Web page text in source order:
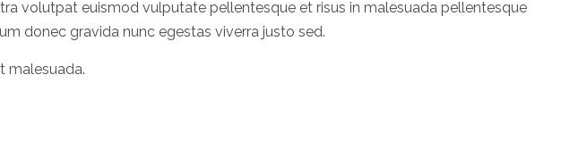
volutpat euismod vulputate pellentesque et risus in malesuada pellentesque
donec gravida nunc egestas viverra justo sed.
malesuada.